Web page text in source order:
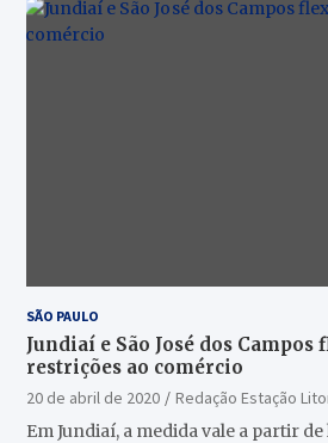
SÃO PAULO
Jundiaí e São José dos
restrições ao comércio
20 de abril de 2020
Redação Estação
Em Jundiaí, a medida vale a partir